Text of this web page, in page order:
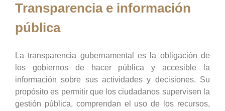
Transparencia e información
pública
La transparencia gubernamental es la obligación de
los gobiernos de hacer pública y accesible la
información sobre sus actividades y decisiones. Su
propósito es permitir que los ciudadanos supervisen la
gestión pública, comprendan el uso de los recursos,